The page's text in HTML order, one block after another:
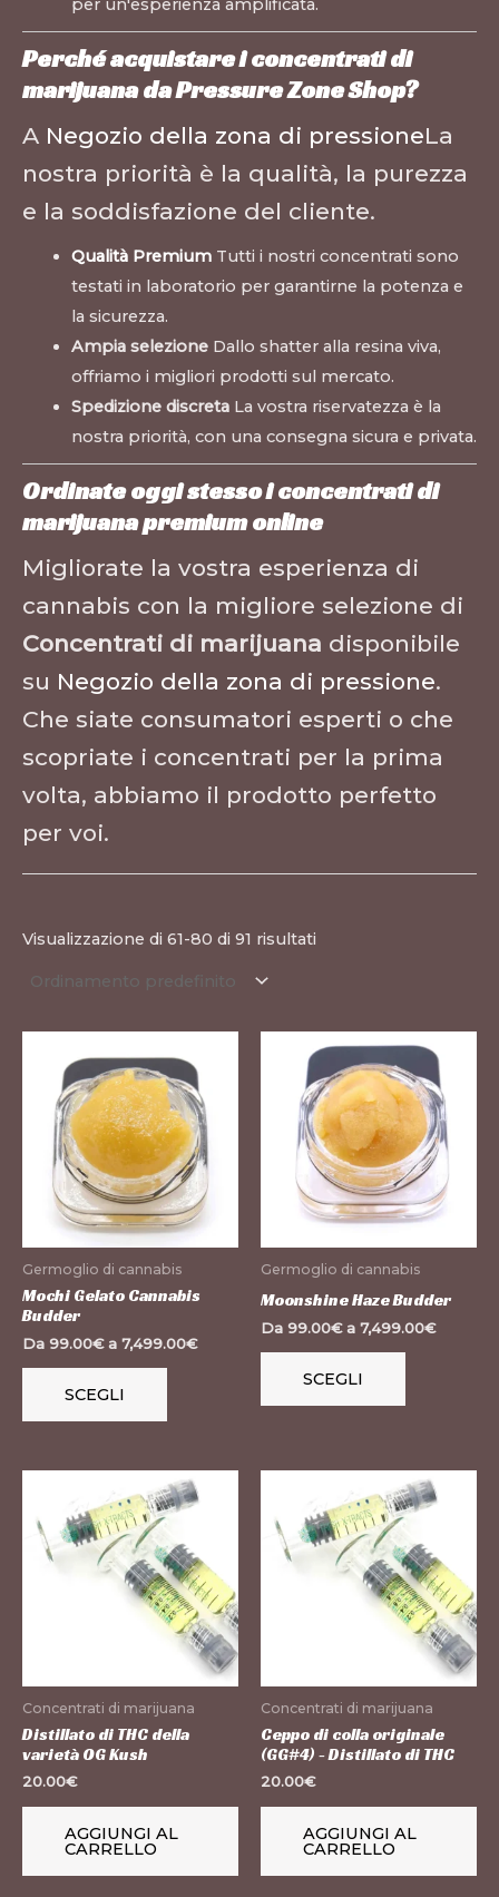
per un'esperienza amplificata.
Perché acquistare i concentrati di
marijuana da Pressure Zone Shop?
A Negozio della zona di pressioneLa
nostra priorità è la qualità, la purezza
e la soddisfazione del cliente.
Qualità PremiumTutti i nostri concentrati sono
testati in laboratorio per garantirne la potenza e
la sicurezza.
Ampia selezioneDallo shatter alla resina viva,
offriamo i migliori prodotti sul mercato.
Spedizione discretaLa vostra riservatezza è la
nostra priorità, con una consegna sicura e privata.
Ordinate oggi stesso i concentrati di
marijuana premium online
Migliorate la vostra esperienza di
cannabis con la migliore selezione di
Concentrati di marijuana disponibile
su Negozio della zona di pressione.
Che siate consumatori esperti o che
scopriate i concentrati per la prima
volta, abbiamo il prodotto perfetto
per voi.
Visualizzazione di 61-80 di 91 risultati
Germoglio di cannabis
Mochi Gelato Cannabis
Budder
Da 99.00€a 7,499.00€
SCEGLI
prodotto
ha
più
varianti.
Le
opzioni
essere
nella
Germoglio di cannabis
Moonshine Haze Budder
Da 99.00€a 7,499.00€
SCEGLI
Questo
prodotto
ha
più
varianti.
Le
opzioni
del
Concentrati di marijuana
Distillato di THC della
varietà OG Kush
20.00€
AGGIUNGI AL
CARRELLO
Concentrati di marijuana
Ceppo di colla originale
(GG#4) - Distillato di THC
20.00€
AGGIUNGI AL
CARRELLO